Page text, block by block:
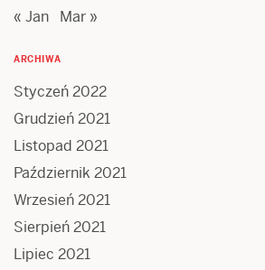
« Jan
Mar »
ARCHIWA
Styczeń 2022
Grudzień 2021
Listopad 2021
Październik 2021
Wrzesień 2021
Sierpień 2021
Lipiec 2021